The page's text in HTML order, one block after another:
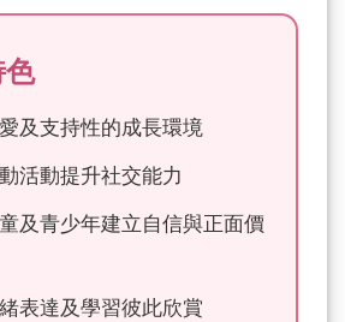
色
及支持性的成長環境
活動提升社交能力
及青少年建立自信與正面價
表達及學習彼此欣賞